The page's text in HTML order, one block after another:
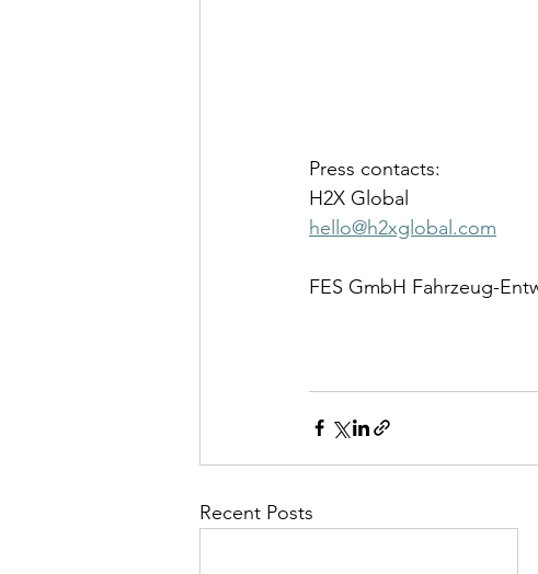
Press contacts:
H2X Global
hello@h2xglobal.com
FES GmbH Fahrzeug-
Recent Posts